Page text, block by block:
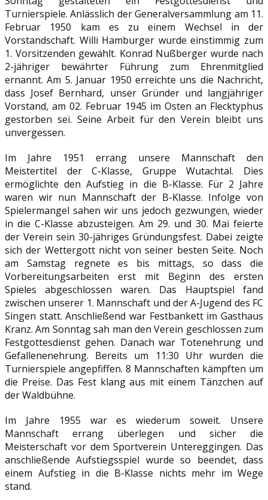
Turnierspiele. Anlässlich der Generalversammlung am 11.
Februar 1950 kam es zu einem Wechsel in der
Vorstandschaft. Willi Hamburger wurde einstimmig zum
1. Vorsitzenden gewählt. Konrad Nußberger wurde nach
2-jähriger bewährter Führung zum Ehrenmitglied
ernannt. Am 5. Januar 1950 erreichte uns die Nachricht,
dass Josef Bernhard, unser Gründer und langjähriger
Vorstand, am 02. Februar 1945 im Osten an Flecktyphus
gestorben sei. Seine Arbeit für den Verein bleibt uns
unvergessen.
Im Jahre 1951 errang unsere Mannschaft den
Meistertitel der C-Klasse, Gruppe Wutachtal. Dies
ermöglichte den Aufstieg in die B-Klasse. Für 2 Jahre
waren wir nun Mannschaft der B-Klasse. Infolge von
Spielermangel sahen wir uns jedoch gezwungen, wieder
in die C-Klasse abzusteigen. Am 29. und 30. Mai feierte
der Verein sein 30-jähriges Gründungsfest. Dabei zeigte
sich der Wettergott nicht von seiner besten Seite. Noch
am Samstag regnete es bis mittags, so dass die
Vorbereitungsarbeiten erst mit Beginn des ersten
Spieles abgeschlossen waren. Das Hauptspiel fand
zwischen unserer 1. Mannschaft und der A-Jugend des FC
Singen statt. Anschließend war Festbankett im Gasthaus
Kranz. Am Sonntag sah man den Verein geschlossen zum
Festgottesdienst gehen. Danach war Totenehrung und
Gefallenenehrung. Bereits um 11:30 Uhr wurden die
Turnierspiele angepfiffen. 8 Mannschaften kämpften um
die Preise. Das Fest klang aus mit einem Tänzchen auf
der Waldbühne.
Im Jahre 1955 war es wiederum soweit. Unsere
Mannschaft errang überlegen und sicher die
Meisterschaft vor dem Sportverein Untereggingen. Das
anschließende Aufstiegsspiel wurde so beendet, dass
einem Aufstieg in die B-Klasse nichts mehr im Wege
stand.